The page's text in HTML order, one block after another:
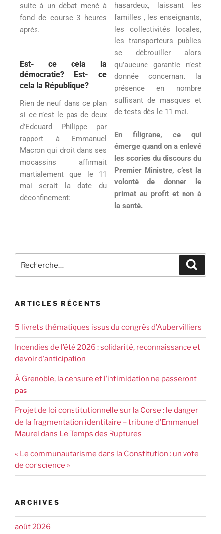
suite à un débat mené à
fond de course 3 heures
après.
Est- ce cela la
démocratie? Est- ce
cela la République?
Rien de neuf dans ce plan
si ce n’est le pas de deux
d’Edouard Philippe par
rapport à Emmanuel
Macron qui droit dans ses
mocassins affirmait
martialement que le 11
mai serait la date du
déconfinement:
hasardeux, laissant les
familles , les enseignants,
les collectivités locales,
les transporteurs publics
se débrouiller alors
qu’aucune garantie n’est
donnée concernant la
présence en nombre
suffisant de masques et
de tests dès le 11 mai.
En filigrane, ce qui
émerge quand on a enlevé
les scories du discours du
Premier Ministre, c’est la
volonté de donner le
primat au profit et non à
la santé.
ARTICLES RÉCENTS
5 livrets thématiques issus du congrès d’Aubervilliers
Incendies de l’été 2026 : solidarité, reconnaissance et
devoir d’anticipation
À Grenoble, la censure et l’intimidation ne passeront
pas
Projet de loi constitutionnelle sur la Corse : le danger
de la fragmentation identitaire – tribune d’Emmanuel
Maurel dans Le Temps des Ruptures
« Le communautarisme dans la Constitution : un vote
de conscience »
ARCHIVES
août 2026